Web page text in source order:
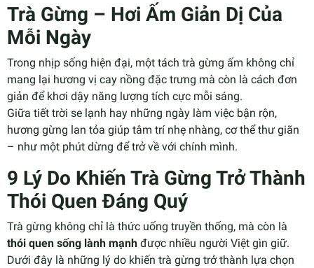
Trà Gừng – Hơi Ấm Giản Dị Của
Mỗi Ngày
Trong nhịp sống hiện đại, một tách trà gừng ấm không chỉ
mang lại hương vị cay nồng đặc trưng mà còn là cách đơn
giản để khơi dậy năng lượng tích cực mỗi sáng.
Giữa tiết trời se lạnh hay những ngày làm việc bận rộn,
hương gừng lan tỏa giúp tâm trí nhẹ nhàng, cơ thể thư giãn
– như một phút dừng để trở về với chính mình.
9 Lý Do Khiến Trà Gừng Trở Thành
Thói Quen Đáng Quý
Trà gừng không chỉ là thức uống truyền thống, mà còn là
thói quen sống lành mạnh được nhiều người Việt gìn giữ.
Dưới đây là những lý do khiến trà gừng trở thành lựa chọn